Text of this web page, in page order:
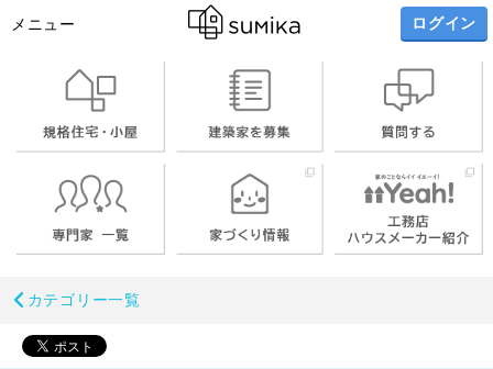
メニュー ログイン
カテゴリー一覧